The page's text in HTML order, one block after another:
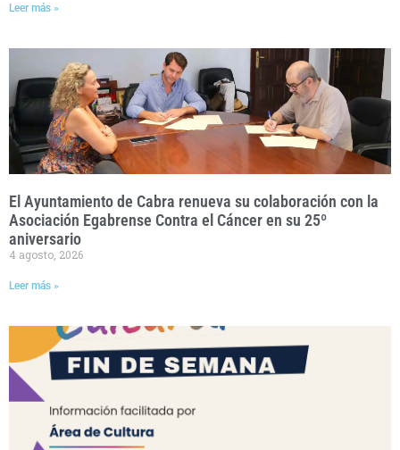
Leer más »
El Ayuntamiento de Cabra renueva su colaboración con la
Asociación Egabrense Contra el Cáncer en su 25º
aniversario
4 agosto, 2026
Leer más »